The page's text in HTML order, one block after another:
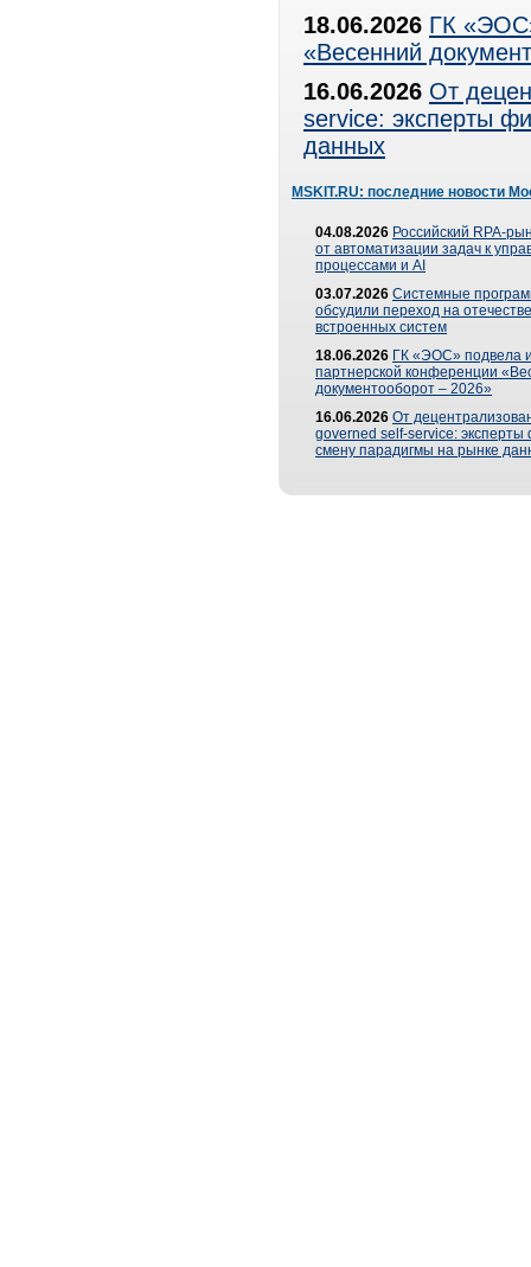
18.06.2026 ГК
«Весенний
16.06.2026 От
service: эксперты
данных
MSKIT.RU: последние новости
04.08.2026 Российский RPA-
от автоматизации задач к
процессами и AI
03.07.2026 Системные
обсудили переход на
встроенных систем
18.06.2026 ГК «ЭОС» подвела
партнерской конференции
документооборот – 2026»
16.06.2026 От
governed self-service: эксперты
смену парадигмы на рынке